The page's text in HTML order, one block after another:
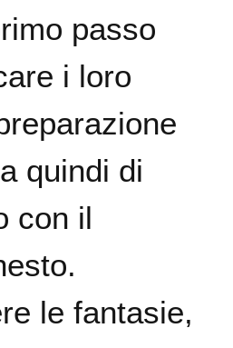
passo
i loro
quindi di
con il
le fantasie,